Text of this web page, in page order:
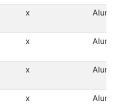
x Alumínio
x Alumínio
x Alumínio
x Alumínio